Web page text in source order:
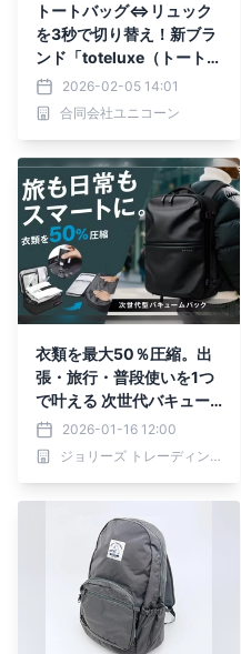
トートバッグ⇔リュック
を3秒で切り替え！新ブラ
ンド「toteluxe（トートリ
ュクス）」誕生
2026-02-05 14:01
合同会社ユニコーン
衣類を最大50％圧縮。出
張・旅行・普段使いを1つ
で叶える 次世代バキュー
ムバックパック「BANGE
AIR」
2026-01-16 12:00
ジョリーズ トレーディング カンパニー